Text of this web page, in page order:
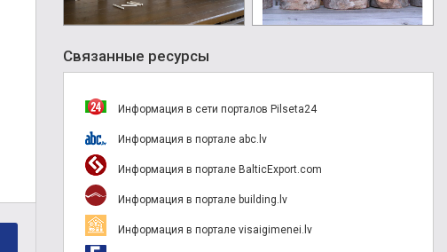
Связанные ресурсы
Информация в сети порталов Pilseta24
Информация в портале abc.lv
Информация в портале BalticExport.com
Информация в портале building.lv
Информация в портале visaigimenei.lv